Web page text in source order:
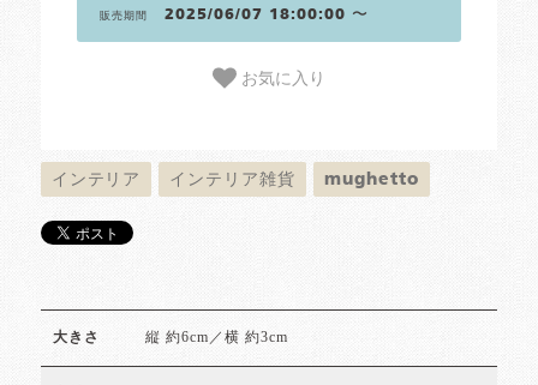
販売期間 2025/06/07 18:00:00 〜
お気に入り
インテリア インテリア雑貨 mughetto
大きさ 縦 約6cm／横 約3cm